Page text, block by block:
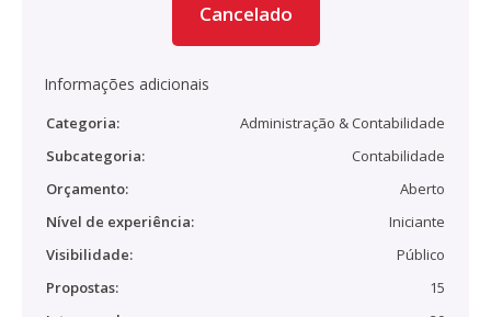
Cancelado
Informações adicionais
Categoria:
Administração & Contabilidade
Subcategoria:
Contabilidade
Orçamento:
Aberto
Nível de experiência:
Iniciante
Visibilidade:
Público
Propostas:
15